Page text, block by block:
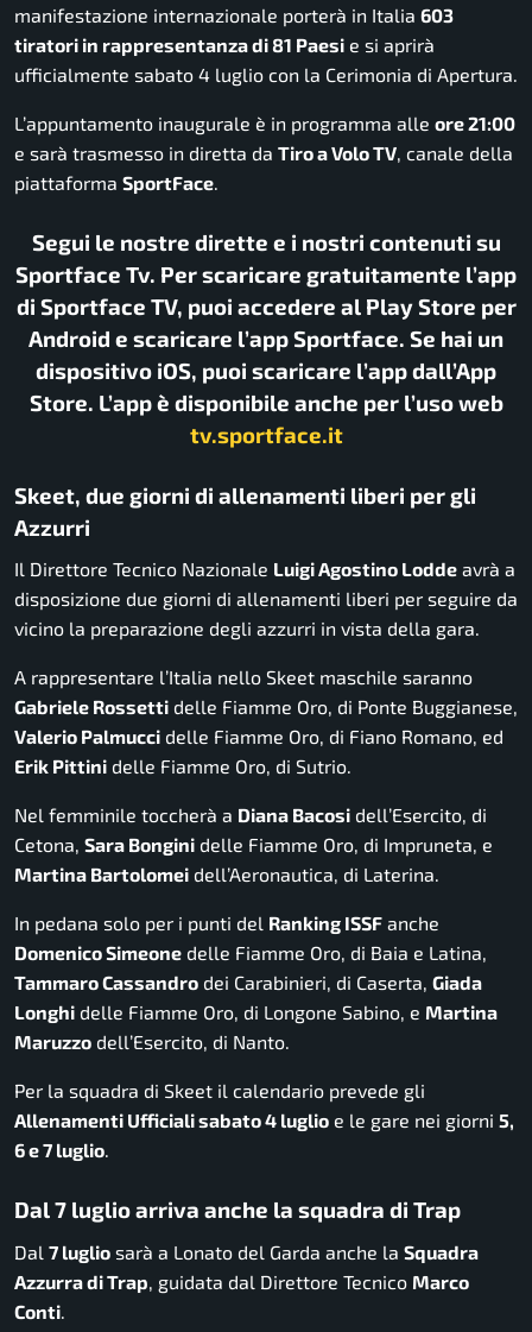
manifestazione internazionale porterà in Italia 603
tiratori in rappresentanza di 81 Paesi e si aprirà
ufficialmente sabato 4 luglio con la Cerimonia di Apertura.
L’appuntamento inaugurale è in programma alle ore 21:00
e sarà trasmesso in diretta da Tiro a Volo TV , canale della
piattaforma SportFace
Segui le nostre dirette e i nostri contenuti su
Sportface Tv. Per scaricare gratuitamente l’app
di Sportface TV, puoi accedere al Play Store per
Android e scaricare l’app Sportface. Se hai un
dispositivo iOS, puoi scaricare l’app dall’App
Store. L’app è disponibile anche per l’uso web
tv.sportface.it
Skeet, due giorni di allenamenti liberi per gli
Azzurri
Il Direttore Tecnico Nazionale Luigi Agostino Lodde avrà a
disposizione due giorni di allenamenti liberi per seguire da
vicino la preparazione degli azzurri in vista della gara.
A rappresentare l’Italia nello Skeet maschile saranno
Gabriele Rossetti delle Fiamme Oro, di Ponte Buggianese,
Valerio Palmucci delle Fiamme Oro, di Fiano Romano, ed
Erik Pittini delle Fiamme Oro, di Sutrio.
Nel femminile toccherà a Diana Bacosi dell’Esercito, di
Cetona, Sara Bongini delle Fiamme Oro, di Impruneta, e
Martina Bartolomei dell’Aeronautica, di Laterina.
In pedana solo per i punti del Ranking ISSF anche
Domenico Simeone delle Fiamme Oro, di Baia e Latina,
Tammaro Cassandro dei Carabinieri, di Caserta, Giada
Longhi delle Fiamme Oro, di Longone Sabino, e Martina
Maruzzo dell’Esercito, di Nanto.
Per la squadra di Skeet il calendario prevede gli
Allenamenti Ufficiali sabato 4 luglio e le gare nei giorni 5,
6 e 7 luglio.
Dal 7 luglio arriva anche la squadra di Trap
Dal 7 luglio sarà a Lonato del Garda anche la Squadra
Azzurra di Trap, guidata dal Direttore Tecnico Marco
Conti.